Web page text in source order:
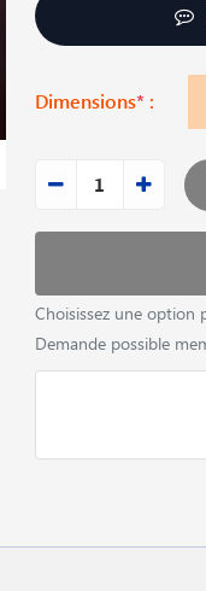
Dimensions*:
Choisissez une option
Demande possible